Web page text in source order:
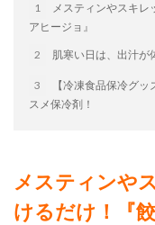
1
メスティンやスキ
アヒージョ』
2 肌寒い日は、出汁が
3
【冷凍食品保冷グ
スメ保冷剤！
メスティンや
けるだけ！『